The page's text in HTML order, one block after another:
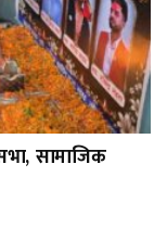
सामाजिक